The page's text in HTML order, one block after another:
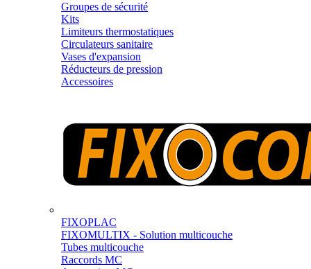
Groupes de sécurité
Kits
Limiteurs thermostatiques
Circulateurs sanitaire
Vases d'expansion
Réducteurs de pression
Accessoires
FIXOPLAC
FIXOMULTIX - Solution multicouche
Tubes multicouche
Raccords MC